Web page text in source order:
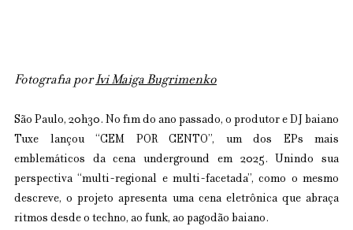
Fotografia por Ivi Maiga Bugrimenko
São Paulo, 20h30. No fim do ano passado, o produtor e DJ baiano
Tuxe lançou “CEM POR CENTO”, um dos EPs mais
emblemáticos da cena underground em 2025. Unindo sua
perspectiva “multi-regional e multi-facetada”, como o mesmo
descreve, o projeto apresenta uma cena eletrônica que abraça
ritmos desde o techno, ao funk, ao pagodão baiano.